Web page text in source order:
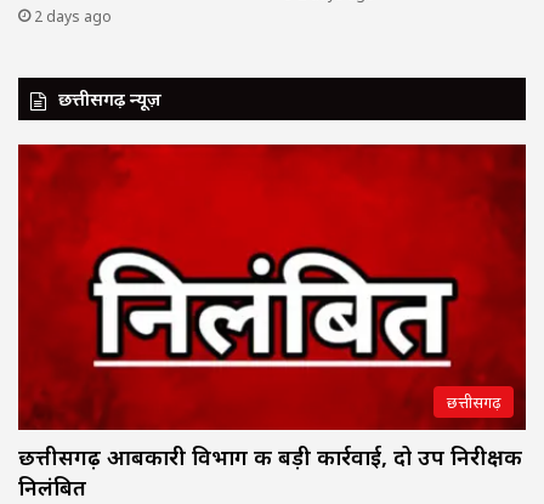
2 days ago
छत्तीसगढ़ न्यूज़
छत्तीसगढ़
छत्तीसगढ़ आबकारी विभाग की बड़ी कार्रवाई, दो उप निरीक्षक
निलंबित